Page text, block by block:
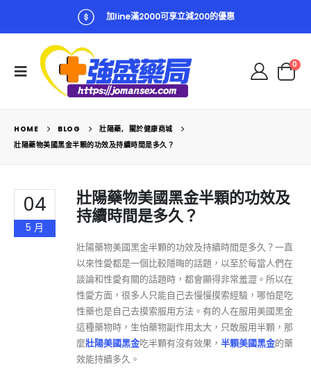
加line滿2000可享立減200的優惠
0
HOME BLOG 壯陽藥,
關於健康商城
壯陽藥物美國黑金半顆的功效及持續時間是多久？
04
5 月
壯陽藥物美國黑金半顆的功效及
持續時間是多久？
壯陽藥物美國黑金半顆的功效及持續時間是多久？一直
以來性愛都是一個比較隱晦的話題，以至於每當人們在
談論和性愛有關的話題時，都會顯得非常羞澀。所以在
性愛方面，很多人只能自己去慢慢摸索經驗，哪怕是吃
性藥也是自己去摸索服用方法。有的人在服用美國黑金
這種藥物時，生怕藥物副作用太大，只敢服用半顆，那
麼壯陽美國黑金吃半顆有沒有效果， 半顆美國黑金的藥
效能持續多久。